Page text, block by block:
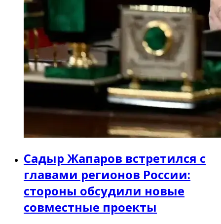
Садыр Жапаров встретился с
главами регионов России:
стороны обсудили новые
совместные проекты